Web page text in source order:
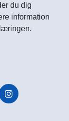
du dig
information